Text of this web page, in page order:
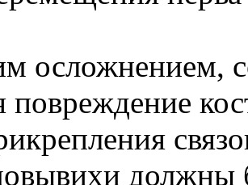
осложнением,
повреждение
должны